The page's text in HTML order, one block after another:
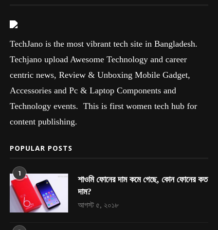
TechJano is the most vibrant tech site in Bangladesh.
Techjano upload Awesome Technology and career
centric news, Review & Unboxing Mobile Gadget,
Accessories and Pc & Laptop Components and
Technology events. This is first women tech hub for
content publishing.
POPULAR POSTS
1
শাওমি ফোনের দাম কমে গেছে, কোন ফোনের কত
দাম?
আগস্ট ৫, ২০১৮